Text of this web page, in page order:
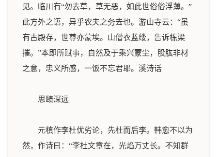
见。临川有“勿去草，草无恶，如此世俗俗浮薄。”
此方外之语，异乎农夫之务去也。游山寺云：“虽
有古殿存，世尊亦蒙埃。山僧衣蓝缕，告诉栋梁
摧。”本即所赋事，自然及于乘兴蒙尘，股肱非材
之意，忠义所感，一饭不忘君耶。 溪诗话
思赜深远
元稹作李杜优劣论，先杜而后李。韩愈不以为
然，作诗曰：“李杜文章在，光焰万丈长。不知群